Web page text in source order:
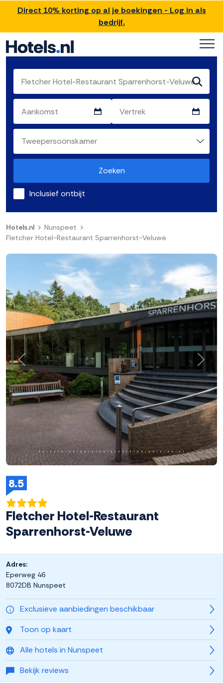
Direct 10% korting op al je boekingen - Log in als
bedrijf.
Zoeken
Inclusief ontbijt
Hotels.nl
Nunspeet
Fletcher Hotel-Restaurant Sparrenhorst-Veluwe
8.5
Fletcher Hotel-Restaurant
Sparrenhorst-Veluwe
Exclusieve aanbiedingen beschikbaar
Toon op kaart
Alle hotels in Nunspeet
Bekijk reviews
Adres:
Eperweg 46
8072DB Nunspeet